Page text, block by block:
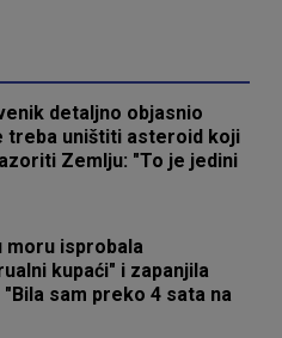
detaljno objasnio
treba uništiti asteroid koji
Zemlju: "To je jedini
moru isprobala
kupaći" i zapanjila
"Bila sam preko 4 sata na